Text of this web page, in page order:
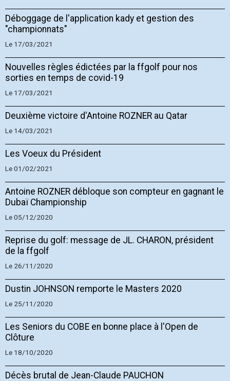
Déboggage de l'application kady et gestion des
"championnats"
Le 17/03/2021
Nouvelles règles édictées par la ffgolf pour nos
sorties en temps de covid-19
Le 17/03/2021
Deuxième victoire d'Antoine ROZNER au Qatar
Le 14/03/2021
Les Voeux du Président
Le 01/02/2021
Antoine ROZNER débloque son compteur en gagnant le
Dubaï Championship
Le 05/12/2020
Reprise du golf: message de JL. CHARON, président
de la ffgolf
Le 26/11/2020
Dustin JOHNSON remporte le Masters 2020
Le 25/11/2020
Les Seniors du COBE en bonne place à l'Open de
Clôture
Le 18/10/2020
Décès brutal de Jean-Claude PAUCHON